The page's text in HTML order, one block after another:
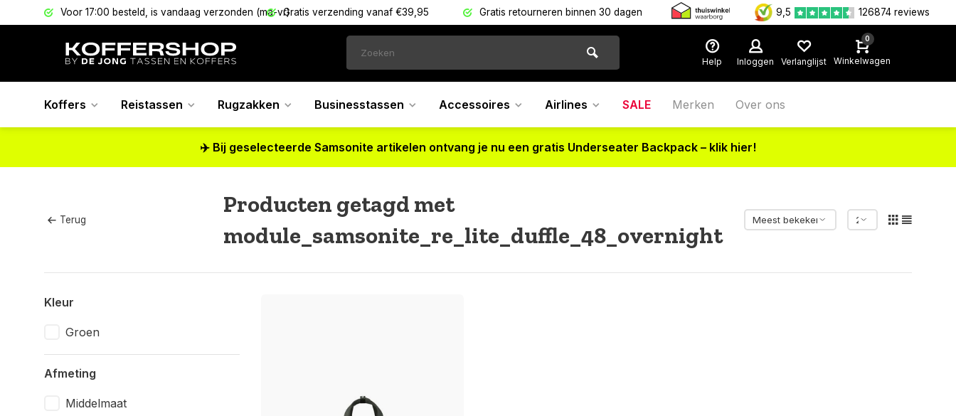
Voor 17:00 besteld, is vandaag verzonden (ma-vr)Gratis verzending vanaf €39,95 Gratis retourneren binnen 30 dagen 9,5 126874 reviews
Help Inloggen Verlanglijst
0
Winkelwagen
Koffers Reistassen Rugzakken Businesstassen Accessoires Airlines SALE Merken Over ons
✈️ Bij geselecteerde Samsonite artikelen ontvang je nu een gratis Underseater Backpack – klik hier!
Terug
Producten getagd met
module_samsonite_re_lite_duffle_48_overnight
Kleur
Groen
Afmeting
Middelmaat